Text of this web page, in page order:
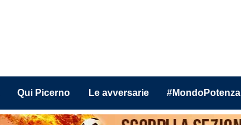
Qui Picerno Le avversarie #MondoPotenza